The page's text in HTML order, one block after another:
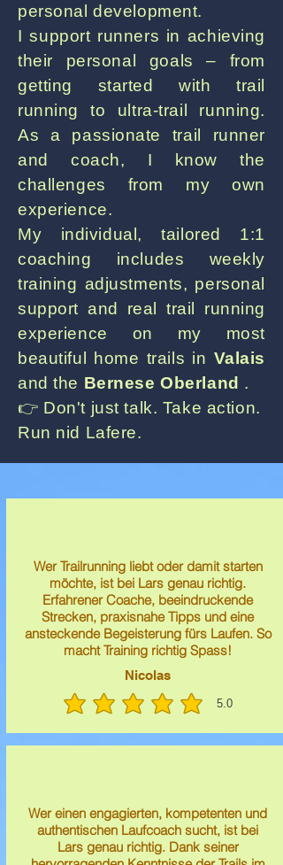
personal development.
I support runners in achieving
their personal goals – from
getting started with trail
running to ultra-trail running.
As a passionate trail runner
and coach, I know the
challenges from my own
experience.
My individual, tailored 1:1
coaching includes weekly
training adjustments, personal
support and real trail running
experience on my most
beautiful home trails in Valais
and the Bernese Oberland .
👉 Don't just talk. Take action.
Run nid Lafere.
Wer Trailrunning liebt oder damit starten
möchte, ist bei Lars genau richtig.
Erfahrener Coache, beeindruckende
Strecken, praxisnahe Tipps und eine
ansteckende Begeisterung fürs Laufen. So
macht Training richtig Spass!
Nicolas
5.0
average rating is 5 out of 5
Wer einen engagierten, kompetenten und
authentischen Laufcoach sucht, ist bei
Lars genau richtig. Dank seiner